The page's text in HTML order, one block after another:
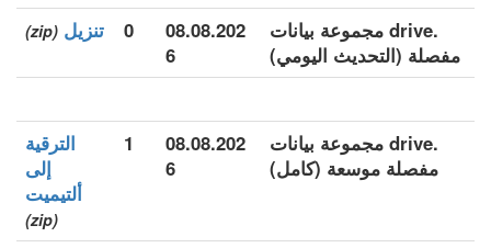
.drive مجموعة بيانات
مفصلة (التحديث اليومي)
08.08.202
6
0 تنزيل (zip)
.drive مجموعة بيانات
مفصلة موسعة (كامل)
08.08.202
6
1
الترقية
إلى
ألتيميت
(zip)